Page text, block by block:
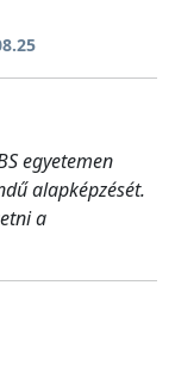
egyetemen
alapképzését.
a